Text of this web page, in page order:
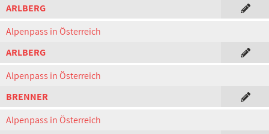
ARLBERG
Alpenpass in Österreich
ARLBERG
Alpenpass in Österreich
BRENNER
Alpenpass in Österreich